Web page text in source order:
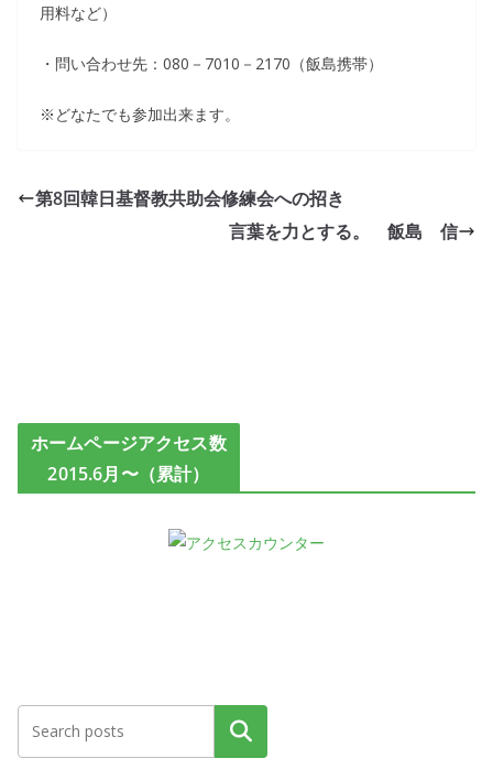
用料など）
・問い合わせ先：080－7010－2170（飯島携帯）
※どなたでも参加出来ます。
第8回韓日基督教共助会修練会への招き
言葉を力とする。 飯島 信
ホームページアクセス数
2015.6月〜（累計）
検索